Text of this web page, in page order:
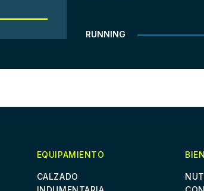
RUNNING
EQUIPAMIENTO
CALZADO